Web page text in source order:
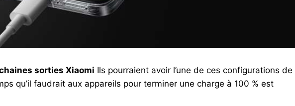
sorties Xiaomi Ils pourraient avoir l’une de ces configurations de
qu’il faudrait aux appareils pour terminer une charge à 100 % est